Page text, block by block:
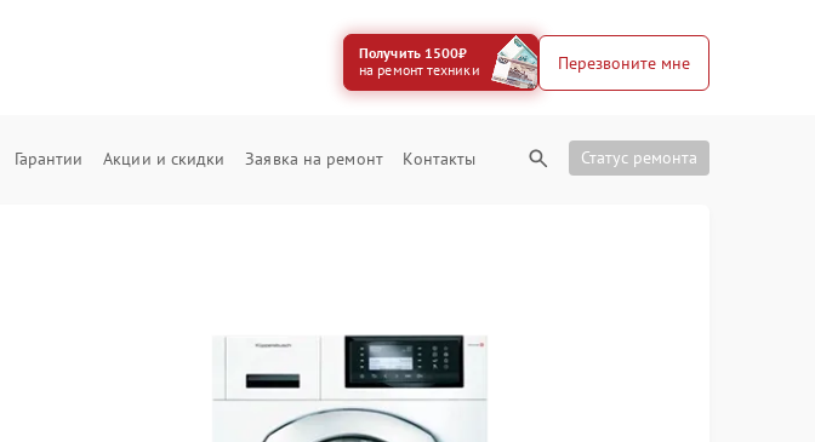
Получить 1500₽
на ремонт техники
Перезвоните мне
Гарантии Акции и скидки Заявка на ремонт Контакты Статус ремонта